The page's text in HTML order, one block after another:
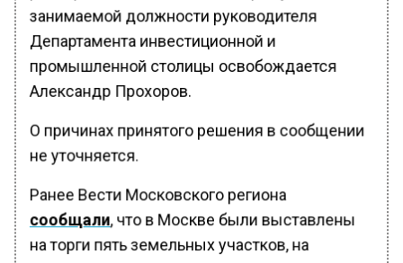
занимаемой должности руководителя
Департамента инвестиционной и
промышленной столицы освобождается
Александр Прохоров.
О причинах принятого решения в сообщении
не уточняется.
Ранее Вести Московского региона
сообщали, что в Москве были выставлены
на торги пять земельных участков, на